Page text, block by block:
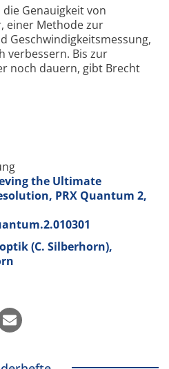
Genauigkeit von
einer Methode zur
Geschwindigkeitsmessung,
verbessern. Bis zur
noch dauern, gibt Brecht
the Ultimate
PRX Quantum 2,
(C. Silberhorn),